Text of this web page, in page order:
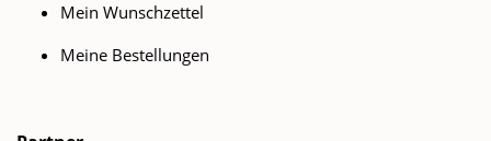
Mein Wunschzettel
Meine Bestellungen